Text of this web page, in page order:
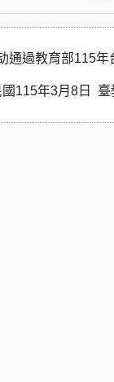
通過教育部115
115年3月8日 臺